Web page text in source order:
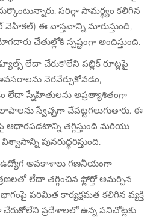
సరిగ్గా సామర్థ్యం కలిగిన
వెహికల్) ఈ వాస్తవాన్ని మారుస్తుంది,
చేతుల్లోకి స్పష్టంగా అందిస్తుంది.
లేదా చేరుకోలేని పబ్లిక్ రూట్లపై
నెరవేర్చుకోవడం,
స్నేహితులను అప్రత్యాశితంగా
స్వేచ్ఛగా చేపట్టగలుగుతారు. ఈ
ఆధారపడటాన్ని తగ్గిస్తుంది మరియు
పునరుద్ధరిస్తుంది.
ఉద్యోగ అవకాశాలు గణనీయంగా
లేదా తగ్గించిన ఫ్లోర్తో అమర్చిన
పరిమిత కార్యక్షమత కలిగిన వ్యక్తి
ప్రదేశాలలో ఉన్న పనిచోట్లకు